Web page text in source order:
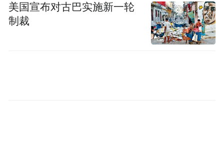
美国宣布对古巴实施新一轮
制裁